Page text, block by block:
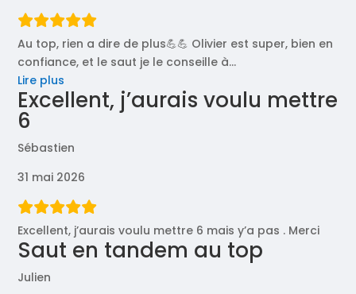
Au top, rien a dire de plus💪💪 Olivier est super, bien en
confiance, et le saut je le conseille à…
Lire plus
top! »
Excellent, j’aurais voulu mettre
6
Sébastien
31 mai 2026
Excellent, j’aurais voulu mettre 6 mais y’a pas . Merci
Saut en tandem au top
Julien